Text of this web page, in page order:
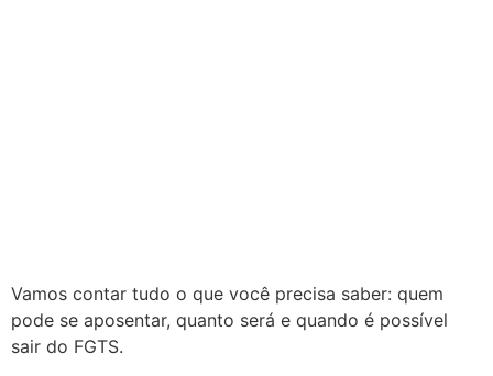
Vamos contar tudo o que você precisa saber: quem
pode se aposentar, quanto será e quando é possível
sair do FGTS.